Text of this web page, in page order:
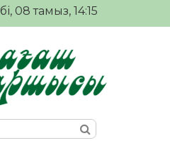
08 тамыз, 14:15